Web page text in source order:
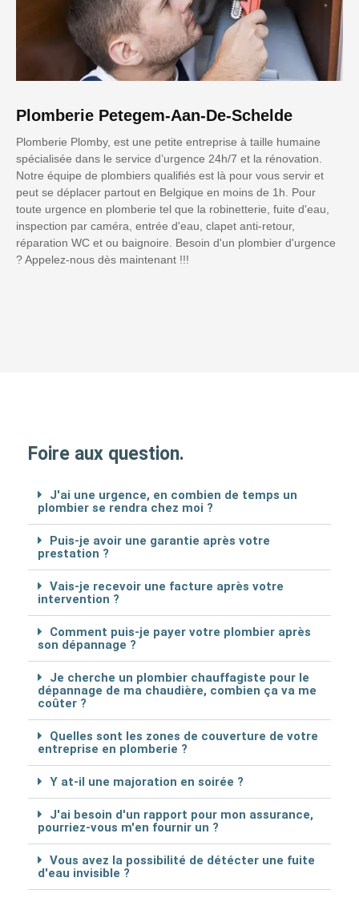
Plomberie Petegem-Aan-De-Schelde
Plomberie Plomby, est une petite entreprise à taille humaine
spécialisée dans le service d’urgence 24h/7 et la rénovation.
Notre équipe de plombiers qualifiés est là pour vous servir et
peut se déplacer partout en Belgique en moins de 1h. Pour
toute urgence en plomberie tel que la robinetterie, fuite d'eau,
inspection par caméra, entrée d'eau, clapet anti-retour,
réparation WC et ou baignoire. Besoin d'un plombier d'urgence
? Appelez-nous dès maintenant !!!
Foire aux question.
J'ai une urgence, en combien de temps un
plombier se rendra chez moi ?
Puis-je avoir une garantie après votre
prestation ?
Vais-je recevoir une facture après votre
intervention ?
Comment puis-je payer votre plombier après
son dépannage ?
Je cherche un plombier chauffagiste pour le
dépannage de ma chaudière, combien ça va me
coûter ?
Quelles sont les zones de couverture de votre
entreprise en plomberie ?
Y at-il une majoration en soirée ?
J'ai besoin d'un rapport pour mon assurance,
pourriez-vous m'en fournir un ?
Vous avez la possibilité de détécter une fuite
d'eau invisible ?